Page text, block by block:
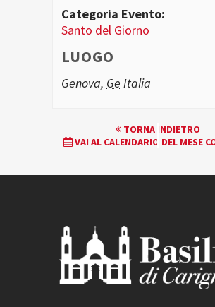
Categoria Evento:
Santo del Giorno
LUOGO
Genova, Ge Italia
EVENTO
NAVIGATION
TORNA INDIETRO
VAI AL CALENDARIO DEL MESE